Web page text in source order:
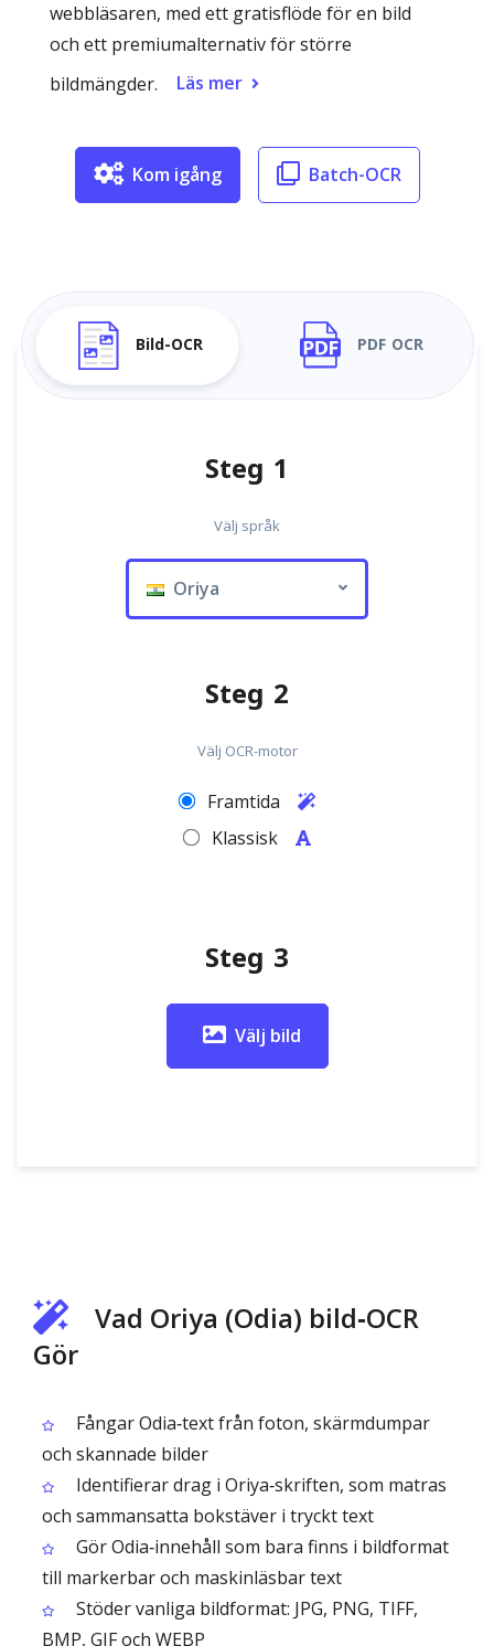
webbläsaren, med ett gratisflöde för en bild
och ett premiumalternativ för större
bildmängder.
Läs mer
Kom igång Batch-OCR
Bild-OCR PDF OCR
Steg 1
Välj språk
Oriya
Steg 2
Välj OCR-motor
Framtida
Klassisk
Steg 3
Välj bild
Vad Oriya (Odia) bild‑OCR
Gör
Fångar Odia‑text från foton, skärmdumpar
och skannade bilder
Identifierar drag i Oriya‑skriften, som matras
och sammansatta bokstäver i tryckt text
Gör Odia‑innehåll som bara finns i bildformat
till markerbar och maskinläsbar text
Stöder vanliga bildformat: JPG, PNG, TIFF,
BMP, GIF och WEBP